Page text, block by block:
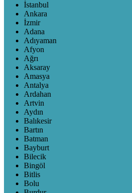
İstanbul
Ankara
İzmir
Adana
Adıyaman
Afyon
Ağrı
Aksaray
Amasya
Antalya
Ardahan
Artvin
Aydın
Balıkesir
Bartın
Batman
Bayburt
Bilecik
Bingöl
Bitlis
Bolu